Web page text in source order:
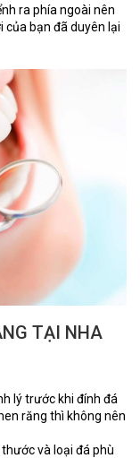
ra phía ngoài nên
của bạn đã duyên lại
TẠI NHA
lý trước khi đính đá
răng thì không nên
và loại đá phù